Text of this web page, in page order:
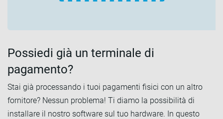
Possiedi già un terminale di
pagamento?
Stai già processando i tuoi pagamenti fisici con un altro
fornitore? Nessun problema! Ti diamo la possibilità di
installare il nostro software sul tuo hardware. In questo